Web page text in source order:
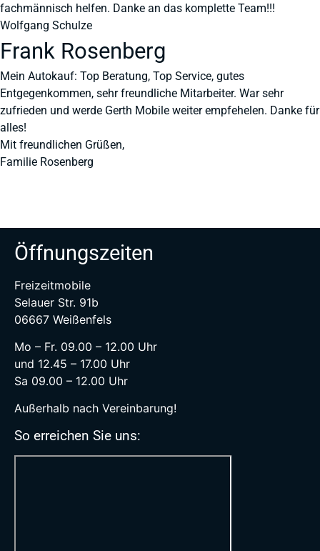
fachmännisch helfen. Danke an das komplette Team!!!
Wolfgang Schulze
Frank Rosenberg
Mein Autokauf: Top Beratung, Top Service, gutes
Entgegenkommen, sehr freundliche Mitarbeiter. War sehr
zufrieden und werde Gerth Mobile weiter empfehelen. Danke für
alles!
Mit freundlichen Grüßen,
Familie Rosenberg
Öffnungszeiten
Freizeitmobile
Selauer Str. 91b
06667 Weißenfels
Mo – Fr. 09.00 – 12.00 Uhr
und 12.45 – 17.00 Uhr
Sa 09.00 – 12.00 Uhr
Außerhalb nach Vereinbarung!
So erreichen Sie uns: